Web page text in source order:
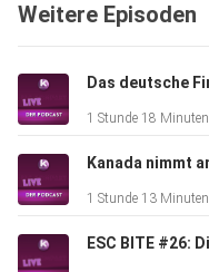
Weitere Episoden
1 Stunde 18 Minuten
1 Stunde 13 Minuten